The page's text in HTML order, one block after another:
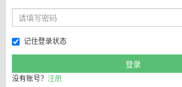
记住登录状态
没有账号？ 注册